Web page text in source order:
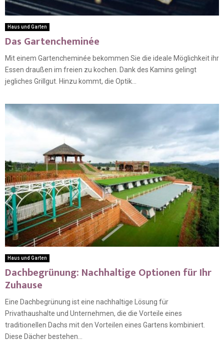
Haus und Garten
Das Gartencheminée
Mit einem Gartencheminée bekommen Sie die ideale Möglichkeit ihr
Essen draußen im freien zu kochen. Dank des Kamins gelingt
jegliches Grillgut. Hinzu kommt, die Optik...
Haus und Garten
Dachbegrünung: Nachhaltige Optionen für Ihr
Zuhause
Eine Dachbegrünung ist eine nachhaltige Lösung für
Privathaushalte und Unternehmen, die die Vorteile eines
traditionellen Dachs mit den Vorteilen eines Gartens kombiniert.
Diese Dächer bestehen...